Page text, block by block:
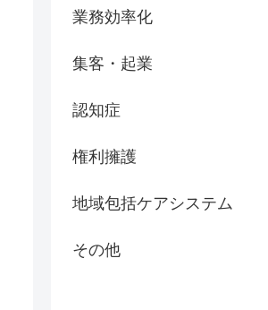
業務効率化
集客・起業
認知症
権利擁護
地域包括ケアシステム
その他